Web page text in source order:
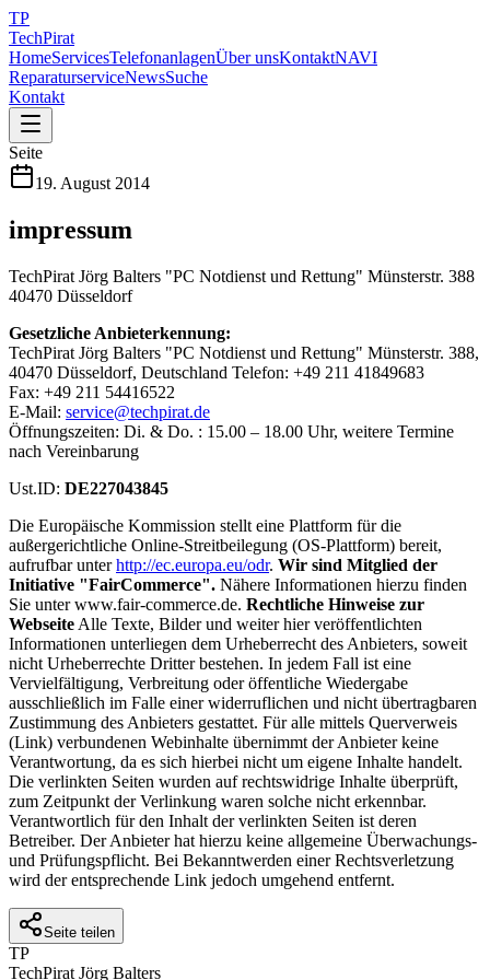
TP
TechPirat
HomeServicesTelefonanlagenÜber unsKontaktNAVI
ReparaturserviceNewsSuche
Kontakt
Seite
19. August 2014
impressum
TechPirat Jörg Balters "PC Notdienst und Rettung" Münsterstr. 388
40470 Düsseldorf
Gesetzliche Anbieterkennung:
TechPirat Jörg Balters "PC Notdienst und Rettung" Münsterstr. 388,
40470 Düsseldorf, Deutschland Telefon: +49 211 41849683
Fax: +49 211 54416522
E-Mail: service@techpirat.de
Öffnungszeiten: Di. & Do. : 15.00 – 18.00 Uhr, weitere Termine
nach Vereinbarung
Ust.ID: DE227043845
Die Europäische Kommission stellt eine Plattform für die
außergerichtliche Online-Streitbeilegung (OS-Plattform) bereit,
aufrufbar unterhttp://ec.europa.eu/odr. Wir sind Mitglied der
Initiative "FairCommerce". Nähere Informationen hierzu finden
Sie unter www.fair-commerce.de. Rechtliche Hinweise zur
Webseite Alle Texte, Bilder und weiter hier veröffentlichten
Informationen unterliegen dem Urheberrecht des Anbieters, soweit
nicht Urheberrechte Dritter bestehen. In jedem Fall ist eine
Vervielfältigung, Verbreitung oder öffentliche Wiedergabe
ausschließlich im Falle einer widerruflichen und nicht übertragbaren
Zustimmung des Anbieters gestattet. Für alle mittels Querverweis
(Link) verbundenen Webinhalte übernimmt der Anbieter keine
Verantwortung, da es sich hierbei nicht um eigene Inhalte handelt.
Die verlinkten Seiten wurden auf rechtswidrige Inhalte überprüft,
zum Zeitpunkt der Verlinkung waren solche nicht erkennbar.
Verantwortlich für den Inhalt der verlinkten Seiten ist deren
Betreiber. Der Anbieter hat hierzu keine allgemeine Überwachungs-
und Prüfungspflicht. Bei Bekanntwerden einer Rechtsverletzung
wird der entsprechende Link jedoch umgehend entfernt.
Seite teilen
TP
TechPirat Jörg Balters